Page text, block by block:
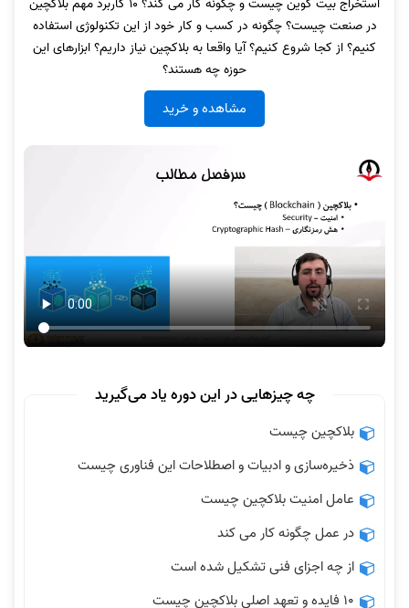
در صنعت چیست؟ چگونه در کسب و کار خود از این تکنولوژی استفاده
کنیم؟ از کجا شروع کنیم؟ آیا واقعا به بلاکچین نیاز داریم؟ ابزارهای این
حوزه چه هستند؟
مشاهده و خرید
چه چیزهایی در این دوره یاد می‌گیرید
بلاکچین چیست
ذخیره‌سازی و ادبیات و اصطلاحات این فناوری چیست
عامل امنیت بلاکچین چیست
در عمل چگونه کار می کند
از چه اجزای فنی تشکیل شده است